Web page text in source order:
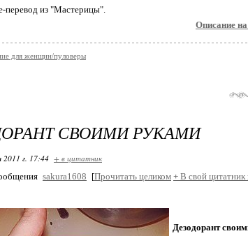
перевод из "Мастерицы".
Описание
для женщин/пуловеры
СВОИМИ РУКАМИ
г. 17:44 + в цитатник
sakura1608 [Прочитать целиком + В свой
Дезодорант